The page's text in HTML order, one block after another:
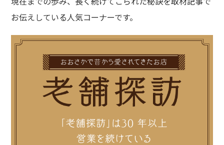
お伝えしている人気コーナーです。